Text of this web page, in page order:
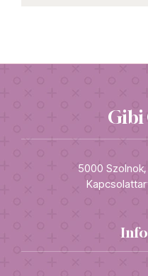
Gibi
5000